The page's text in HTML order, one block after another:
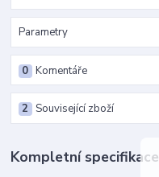
Parametry
Komentáře
0
Související zboží
2
Kompletní specifikace